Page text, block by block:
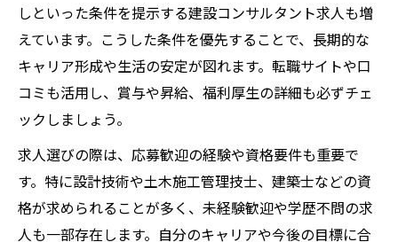
しといった条件を提示する建設コンサルタント求人も増
えています。こうした条件を優先することで、長期的な
キャリア形成や生活の安定が図れます。転職サイトや口
コミも活用し、賞与や昇給、福利厚生の詳細も必ずチェ
ックしましょう。
求人選びの際は、応募歓迎の経験や資格要件も重要で
す。特に設計技術や土木施工管理技士、建築士などの資
格が求められることが多く、未経験歓迎や学歴不問の求
人も一部存在します。自分のキャリアや今後の目標に合